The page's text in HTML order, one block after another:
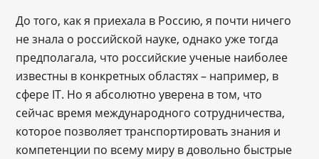
До того, как я приехала в Россию, я почти ничего
не знала о российской науке, однако уже тогда
предполагала, что российские ученые наиболее
известны в конкретных областях – например, в
сфере IT. Но я абсолютно уверена в том, что
сейчас время международного сотрудничества,
которое позволяет транспортировать знания и
компетенции по всему миру в довольно быстрые